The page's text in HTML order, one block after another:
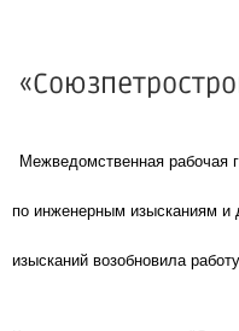
Межведомственная рабочая
по инженерным изысканиям и
изысканий возобновила работу